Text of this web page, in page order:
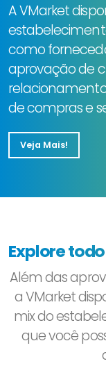
A VMarket
como
aprovação de
de compras e
Veja Mais!
Explore
Além das
a VMarket
mix do
que você